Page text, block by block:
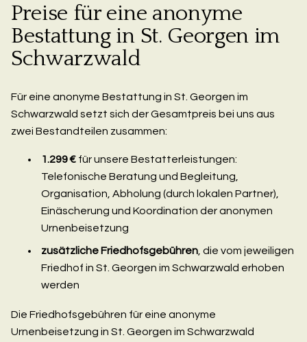
Preise für eine anonyme
Bestattung in St. Georgen im
Schwarzwald
Für eine anonyme Bestattung in St. Georgen im
Schwarzwald setzt sich der Gesamtpreis bei uns aus
zwei Bestandteilen zusammen:
1.299 € für unsere Bestatterleistungen:
Telefonische Beratung und Begleitung,
Organisation, Abholung (durch lokalen Partner),
Einäscherung und Koordination der anonymen
Urnenbeisetzung
zusätzliche Friedhofsgebühren , die vom jeweiligen
Friedhof in St. Georgen im Schwarzwald erhoben
werden
Die Friedhofsgebühren für eine anonyme
Urnenbeisetzung in St. Georgen im Schwarzwald